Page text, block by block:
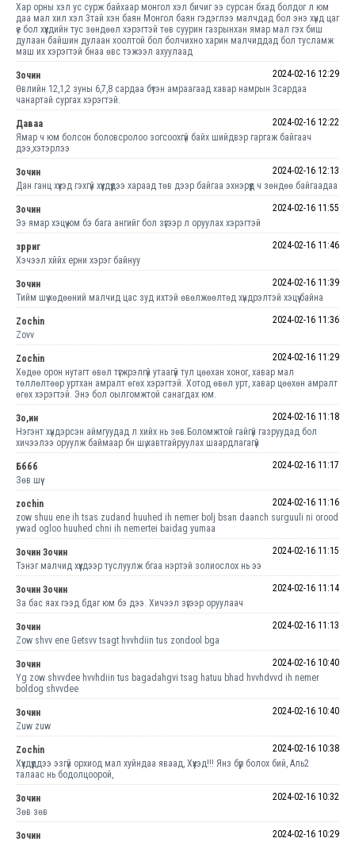
Хар орны хэл ус сурж байхаар монгол хэл бичиг ээ сурсан бхад болдог л юм
даа мал хил хэл 3тай хэн баян Монгол баян гэдэглээ малчдад бол энэ хүнд цаг
үе бол хүүхдийн тус зөндөөл хэрэгтэй төв суурин газрынхан ямар мал гэх биш
дулаан байшин дулаан хоолтой бол болчихно харин малчиддад бол тусламж
маш их хэрэгтэй бнаа өвс тэжээл ахуулаад
Зочин
2024-02-16 12:29
Өвлийн 12,1,2 зуны 6,7,8 сардаа бүтэн амраагаад хавар намрын 3сардаа
чанартай сургах хэрэгтэй.
Даваа
2024-02-16 12:22
Ямар ч юм болсон боловсролоо зогсоохгүй байх шийдвэр гаргаж байгаач
дээ,хэтэрлээ
Зочин
2024-02-16 12:13
Дан ганц хүүхэд гэхгүй хүүхдүүдээ хараад төв дээр байгаа эхнэрүүд ч зөндөө байгаадаа
Зочин
2024-02-16 11:55
Ээ ямар хэцүү юм бэ бага ангийг бол зүгээр л оруулах хэрэгтэй
зрриг
2024-02-16 11:46
Хэчээл хййх ерни хэрэг байнуу
Зочин
2024-02-16 11:39
Тийм шүү хөдөөний малчид цас зуд ихтэй өвөлжөөлтөд хүндрэлтэй хэцүү байна
Zochin
2024-02-16 11:36
Zovv
Zochin
2024-02-16 11:29
Хөдөө орон нутагт өвөл түгжрэлгүй утаагүй тул цөөхан хоног, хавар мал
төллөлтөөр уртхан амралт өгөх хэрэгтэй. Хотод өвөл урт, хавар цөөхөн амралт
өгөх хэрэгтэй. Энэ бол оылгомжтой санагдах юм.
Зо,ин
2024-02-16 11:18
Нэгэнт хүндэрсэн аймгуудад л хийх нь зөв.Боломжтой гайгүй газруудад бол
хичээлээ оруулж баймаар бн шү.хавтгайруулах шаардлагагүй
Бббб
2024-02-16 11:17
Зөв шүү
zochin
2024-02-16 11:16
zow shuu ene ih tsas zudand huuhed ih nemer bolj bsan daanch surguuli ni orood
ywad ogloo huuhed chni ih nemertei baidag yumaa
Зочин Зочин
2024-02-16 11:15
Тэнэг малчид хүүхдээр туслуулж бгаа нэртэй золиослох нь ээ
Зочин Зочин
2024-02-16 11:14
За бас яах гээд бдаг юм бэ дээ. Хичээл зүгээр оруулаач
Зочин
2024-02-16 11:13
Zow shvv ene Getsvv tsagt hvvhdiin tus zondool bga
Зочин
2024-02-16 10:40
Yg zow shvvdee hvvhdiin tus bagadahgvi tsag hatuu bhad hvvhdvvd ih nemer
boldog shvvdee
Зочин
2024-02-16 10:40
Zuw zuw
Zochin
2024-02-16 10:38
Хүүхдүүддээ эзгүй орхиод мал хуйндаа яваад, Хүүхэд!!! Янз бүр болох бий, Аль2
талаас нь бодолцоорой,
Зочин
2024-02-16 10:32
Зөв зөв
Зочин
2024-02-16 10:29